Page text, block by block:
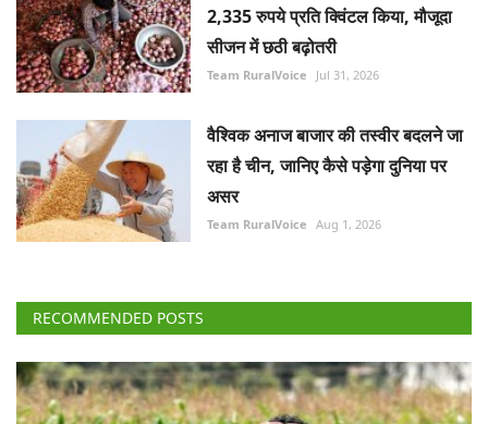
2,335 रुपये प्रति क्विंटल किया, मौजूदा
सीजन में छठी बढ़ोतरी
Team RuralVoice Jul 31, 2026
वैश्विक अनाज बाजार की तस्वीर बदलने जा
रहा है चीन, जानिए कैसे पड़ेगा दुनिया पर
असर
Team RuralVoice Aug 1, 2026
RECOMMENDED POSTS